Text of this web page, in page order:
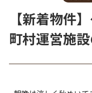
【新着物件
町村運営施